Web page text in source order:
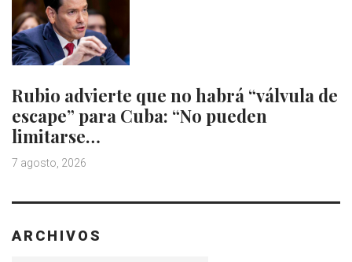
Rubio advierte que no habrá “válvula de
escape” para Cuba: “No pueden
limitarse…
7 agosto, 2026
ARCHIVOS